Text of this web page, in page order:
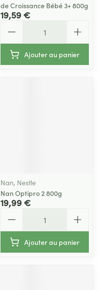
de Croissance Bébé 3+ 800g
19,59 €
Ajouter au panier
Nan, Nestle
Nan Optipro 2 800g
19,99 €
Ajouter au panier